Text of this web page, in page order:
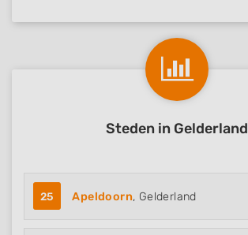
Steden in Gelderland
25 Apeldoorn, Gelderland